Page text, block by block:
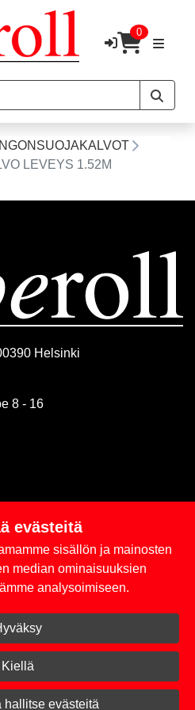
0
LEVEYS 1.52M
Helsinki
8 - 16
maksuehdot
sisään
Taperoll
evästeitä
sisällön ja mainosten
median ominaisuuksien
analysoimiseen.
Kiellä
hallitse evästeitä